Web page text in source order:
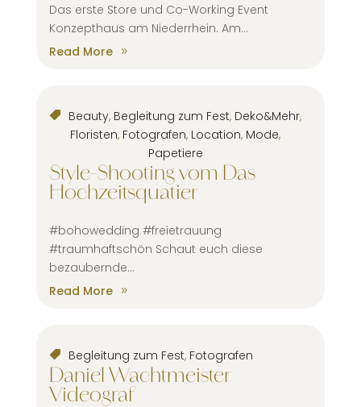
Das erste Store und Co-Working Event
Konzepthaus am Niederrhein. Am...
Read More
Beauty, Begleitung zum Fest, Deko&Mehr,
Floristen, Fotografen, Location, Mode,
Papetiere
Style-Shooting vom Das
Hochzeitsquatier
#bohowedding #freietrauung
#traumhaftschön Schaut euch diese
bezaubernde...
Read More
Begleitung zum Fest, Fotografen
Daniel Wachtmeister
Videograf